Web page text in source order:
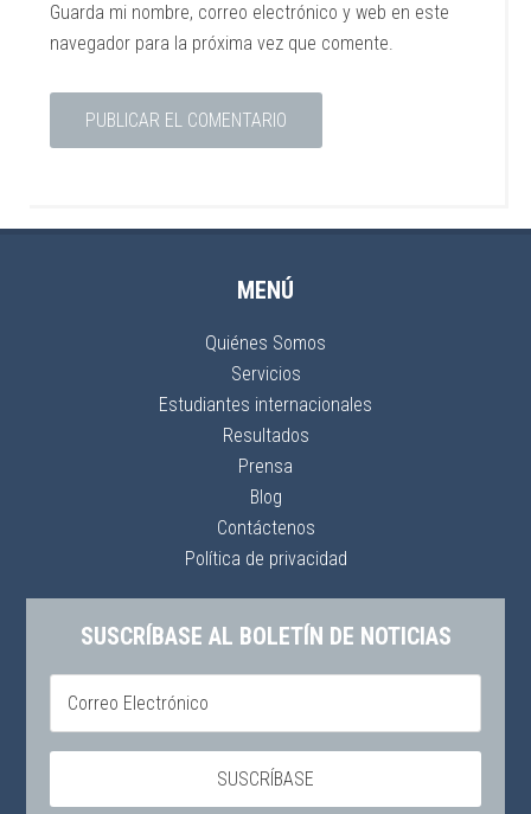
Guarda mi nombre, correo electrónico y web en este
navegador para la próxima vez que comente.
MENÚ
Quiénes Somos
Servicios
Estudiantes internacionales
Resultados
Prensa
Blog
Contáctenos
Política de privacidad
SUSCRÍBASE AL BOLETÍN DE NOTICIAS